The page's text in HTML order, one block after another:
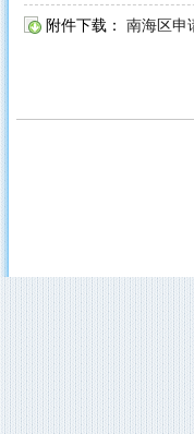
附件下载： 南海区申